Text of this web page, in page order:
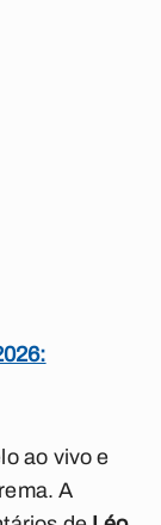
ao vivo e
A